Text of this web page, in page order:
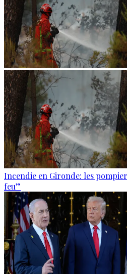
Incendie en Gironde: les
feu”